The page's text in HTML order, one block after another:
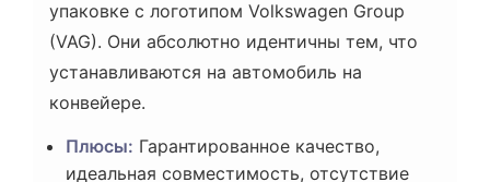
упаковке с логотипом Volkswagen Group
(VAG). Они абсолютно идентичны тем, что
устанавливаются на автомобиль на
конвейере.
Плюсы: Гарантированное качество,
идеальная совместимость, отсутствие